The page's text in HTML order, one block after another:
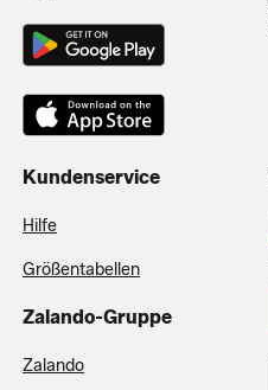
Kundenservice
Hilfe
Größentabellen
Zalando-Gruppe
Zalando